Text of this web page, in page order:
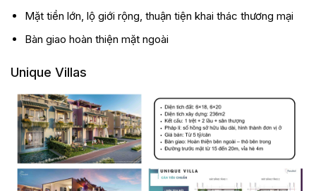
Mặt tiền lớn, lộ giới rộng, thuận tiện khai thác thương mại
Bàn giao hoàn thiện mặt ngoài
Unique Villas